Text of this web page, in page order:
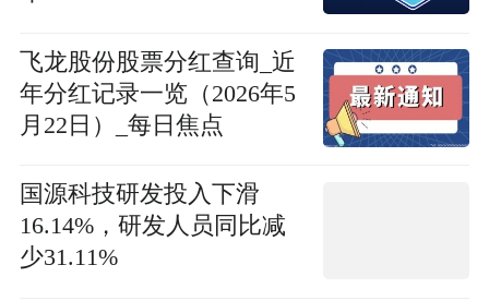
飞龙股份股票分红查询_近
年分红记录一览（2026年5
月22日）_每日焦点
国源科技研发投入下滑
16.14%，研发人员同比减
少31.11%